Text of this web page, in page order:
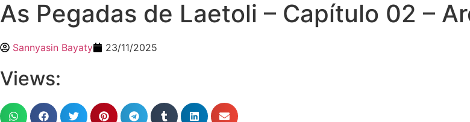
As Pegadas de Laetoli – Capítulo 02 –
Sannyasin Bayaty 23/11/2025
Views: